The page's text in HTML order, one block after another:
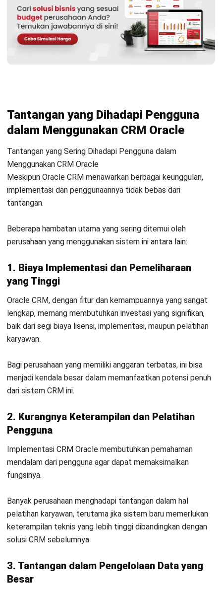
4. Perubahan Proses Bisnis yang Dibutuhkan
Penerapan CRM Oracle sering kali memerlukan perubahan
signifikan dalam proses bisnis yang sudah berjalan.
adopsi sistem dan kinerja organisasi.
HashMicro sebagai Alternatif
SoftwareCRM Terbaik bagi Bisnis
Anda
Mengelola hubungan pelanggan secara manual dapat
mengakibatkan peluang yang terlewat, ketidakefisienan, dan
bahkan ketidakpuasan pelanggan.
Di sinilahHashMicro CRMhadir, memberikan solusi
komprehensif untuk merampingkan proses penjualan,
pemasaran, dan layanan pelanggan, guna meningkatkan
Pengelolaan Data Pelanggan Otomatis
CRM secara otomatis mengumpulkan dan menyusun
data pelanggan dari berbagai saluran interaksi,
memastikan informasi selalu akurat, lengkap, dan mudah
Tampilan Pelanggan 360 Derajat: Dapatkan
pandangan menyeluruh atas seluruh riwayat interaksi,
transaksi, dan permintaan layanan pelanggan untuk
memberikan pengalaman yang lebih personal dan tepat
Manajemen Pipeline Penjualan & Leads: Kelola
prospek dan peluang penjualan secara efisien.